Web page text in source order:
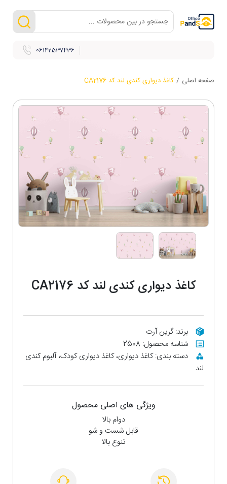
06142537436
صفحه اصلی / کاغذ دیواری کندی لند کد CA2176
کاغذ دیواری کندی لند کد CA2176
برند: گرین آرت
شناسه محصول: 2508
دسته بندی: کاغذ دیواری، کاغذ دیواری کودک، آلبوم کندی
لند
ویژگی های اصلی محصول
دوام بالا
قابل شست و شو
تنوع بالا